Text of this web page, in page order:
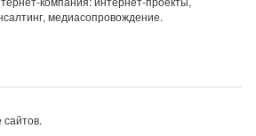
медиасопровождение.